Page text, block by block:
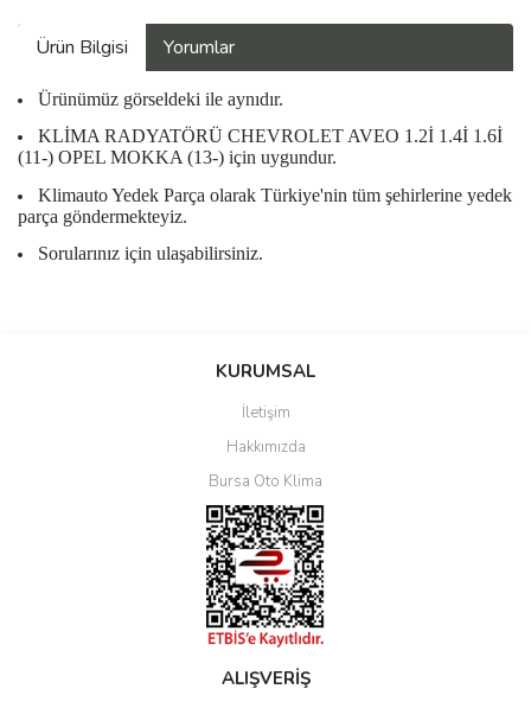
Ürün Bilgisi Yorumlar
Ürünümüz görseldeki ile aynıdır.
KLİMA RADYATÖRÜ CHEVROLET AVEO 1.2İ 1.4İ 1.6İ
(11-) OPEL MOKKA (13-) için uygundur.
Klimauto Yedek Parça olarak Türkiye'nin tüm şehirlerine yedek
parça göndermekteyiz.
Sorularınız için ulaşabilirsiniz.
Bu ürüne ilk yorumu siz yapın!
Yorum Yaz
KURUMSAL
İletişim
Hakkımızda
Bursa Oto Klima
ALIŞVERİŞ